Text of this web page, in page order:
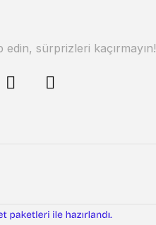
sürprizleri kaçırmayın!
e-